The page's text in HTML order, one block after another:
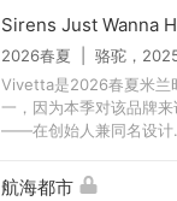
Sirens Just Wanna
2026春夏 | 骆驼，
Vivetta是2026春夏米兰
一，因为本季对该品牌
——在创始人兼同名设计
航海都市